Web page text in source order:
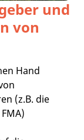
und
von
Hand
(z.B. die